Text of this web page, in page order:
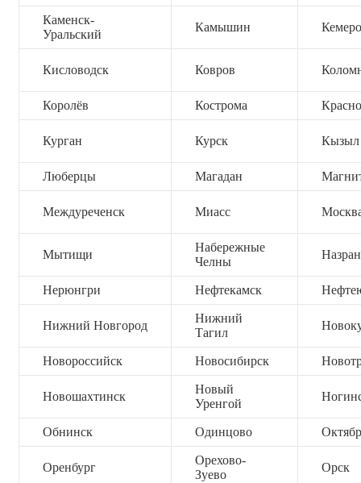
Каменск-
Уральский
Камышин
Кисловодск Ковров
Королёв Кострома
Курган Курск Кызыл
Люберцы Магадан
Междуреченск Миасс
Мытищи
Набережные
Челны
Нерюнгри Нефтекамск
Нижний Новгород
Нижний
Тагил
Новороссийск Новосибирск
Новошахтинск
Новый
Уренгой
Обнинск Одинцово
Оренбург
Орехово-
Зуево
Орск